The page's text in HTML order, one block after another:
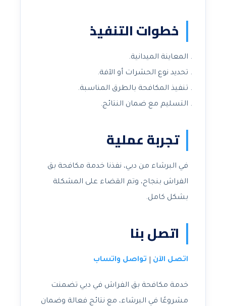
خطوات التنفيذ
المعاينة الميدانية.
تحديد نوع الحشرات أو الآفة.
تنفيذ المكافحة بالطرق المناسبة.
التسليم مع ضمان النتائج.
تجربة عملية
في البرشاء من دبي، نفذنا خدمة مكافحة بق
الفراش بنجاح، وتم القضاء على المشكلة
بشكل كامل.
اتصل بنا
اتصل الآن تواصل واتساب
خدمة مكافحة بق الفراش في دبي تضمنت
مشروعًا في البرشاء، مع نتائج فعالة وضمان